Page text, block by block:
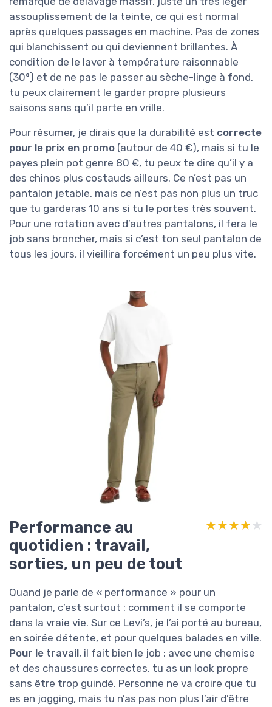
assouplissement de la teinte, ce qui est normal
après quelques passages en machine. Pas de zones
qui blanchissent ou qui deviennent brillantes. À
condition de le laver à température raisonnable
(30°) et de ne pas le passer au sèche-linge à fond,
tu peux clairement le garder propre plusieurs
saisons sans qu’il parte en vrille.
Pour résumer, je dirais que la durabilité est correcte
pour le prix en promo (autour de 40 €), mais si tu le
payes plein pot genre 80 €, tu peux te dire qu’il y a
des chinos plus costauds ailleurs. Ce n’est pas un
pantalon jetable, mais ce n’est pas non plus un truc
que tu garderas 10 ans si tu le portes très souvent.
Pour une rotation avec d’autres pantalons, il fera le
job sans broncher, mais si c’est ton seul pantalon de
tous les jours, il vieillira forcément un peu plus vite.
Performance au
quotidien : travail,
sorties, un peu de tout
★★★★★
★★★★★
Quand je parle de « performance » pour un
pantalon, c’est surtout : comment il se comporte
dans la vraie vie. Sur ce Levi’s, je l’ai porté au bureau,
en soirée détente, et pour quelques balades en ville.
Pour le travail, il fait bien le job : avec une chemise
et des chaussures correctes, tu as un look propre
sans être trop guindé. Personne ne va croire que tu
es en jogging, mais tu n’as pas non plus l’air d’être